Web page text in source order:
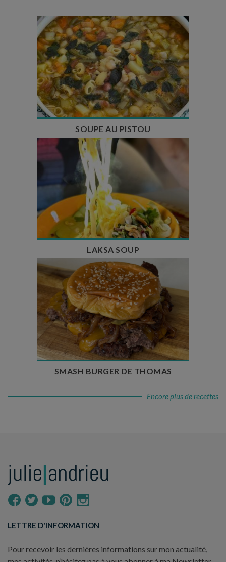
Temps de préparation : 35 min
Temps de cuisson : 1h15
Nombre de couverts : 8
SOUPE AU PISTOU
Temps de préparation : 40 min
Temps de cuisson : 25 min
Nombre de couverts : 4
LAKSA SOUP
Temps de préparation : 20 min
Temps de cuisson : 5 à 10 min
Nombre de couverts : 4
SMASH BURGER DE THOMAS
Encore plus de recettes
LETTRE D'INFORMATION
Pour recevoir les dernières informations sur mon actualité,